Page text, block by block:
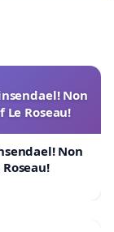
Non
Roseau!
Non